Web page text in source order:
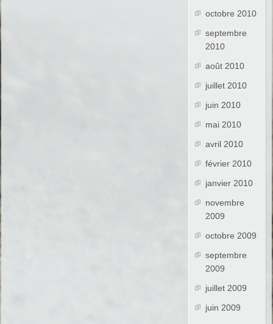
octobre 2010
septembre
2010
août 2010
juillet 2010
juin 2010
mai 2010
avril 2010
février 2010
janvier 2010
novembre
2009
octobre 2009
septembre
2009
juillet 2009
juin 2009